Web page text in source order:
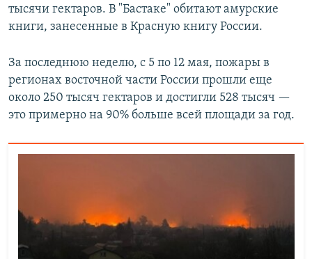
тысячи гектаров. В "Бастаке" обитают амурские
книги, занесенные в Красную книгу России.
За последнюю неделю, с 5 по 12 мая, пожары в
регионах восточной части России прошли еще
около 250 тысяч гектаров и достигли 528 тысяч —
это примерно на 90% больше всей площади за год.